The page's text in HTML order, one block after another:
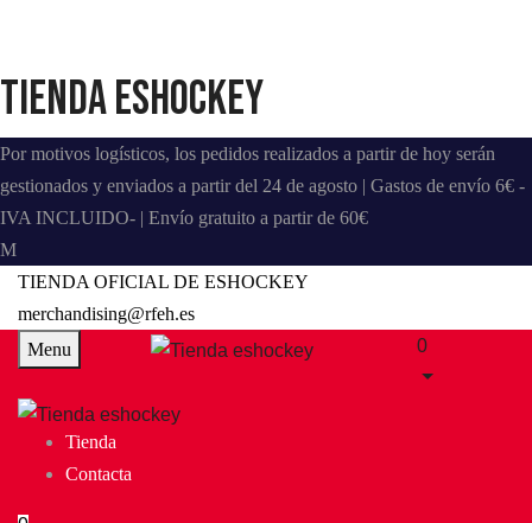
Tienda eshockey
Por motivos logísticos, los pedidos realizados a partir de hoy serán
gestionados y enviados a partir del 24 de agosto | Gastos de envío 6€ -
IVA INCLUIDO- | Envío gratuito a partir de 60€
TIENDA OFICIAL DE ESHOCKEY
merchandising@rfeh.es
Menu
0
Tienda
Contacta